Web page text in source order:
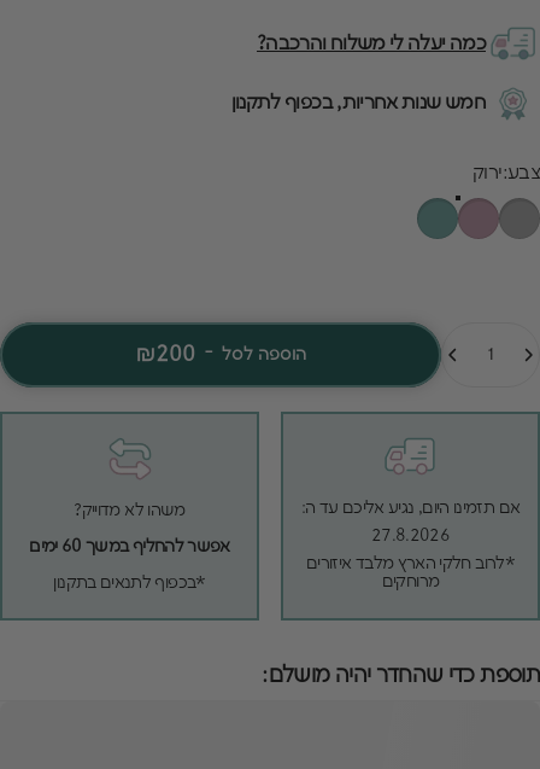
המדף בגודל 45 ס"מ עם הפינות המעוגלות והעיצוב הבטוח מאפשר
לילדים לעצב ולארגן את הפינה האישית שלהם על הקיר. האיכות
האירופאית הגבוהה של המדף ניכרת בכל עיבוד מדויק ובצבע הירוק
מנטה העמיד שנשאר זוהר וחי גם אחרי שנים. המדף הירוק מנטה הזה
צבעוני.
כמה יעלה לי משלוח והרכבה?
חמש שנות אחריות, בכפוף לתקנון
צבע
צבע:ירוק
הוספה לסל -
₪200
אם תזמינו היום, נגיע אליכם עד ה:
27.8.2026
*לרוב חלקי הארץ מלבד איזורים
מרוחקים
משהו לא מדוייק?
אפשר להחליף במשך 60 ימים
*בכפוף לתנאים בתקנון
תוספת כדי שהחדר יהיה מושלם: